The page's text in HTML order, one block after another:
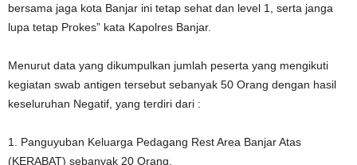
bersama jaga kota Banjar ini tetap sehat dan level 1, serta janga
lupa tetap Prokes” kata Kapolres Banjar.
Menurut data yang dikumpulkan jumlah peserta yang mengikuti
kegiatan swab antigen tersebut sebanyak 50 Orang dengan hasil
keseluruhan Negatif, yang terdiri dari :
1. Panguyuban Keluarga Pedagang Rest Area Banjar Atas
(KERABAT) sebanyak 20 Orang,